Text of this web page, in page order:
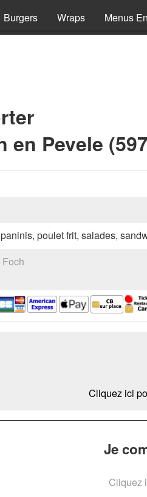
Burgers Wraps Menus
en Pevele
poulet frit, salades,
Cliquez ici
Je
Cliquez